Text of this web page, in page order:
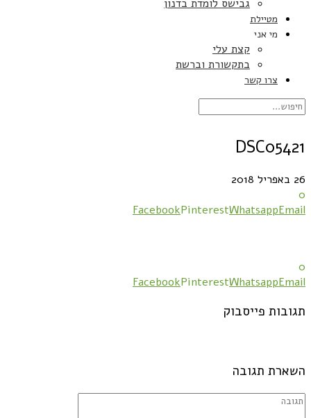
גבישס לומדת בדנון
מטיילת
מי אני
קצת עלי
בתקשורת וברשת
צרו קשר
DSC05421
26 באפריל 2018
0
FacebookPinterestWhatsappEmail
0
FacebookPinterestWhatsappEmail
תגובות פייסבוק
השארת תגובה